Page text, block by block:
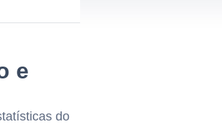
e
do